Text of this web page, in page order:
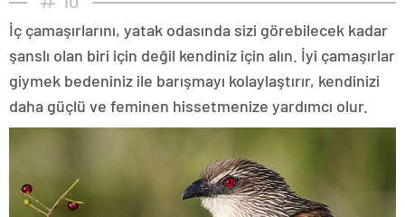
İç çamaşırlarını, yatak odasında sizi görebilecek kadar
şanslı olan biri için değil kendiniz için alın. İyi çamaşırlar
giymek bedeniniz ile barışmayı kolaylaştırır, kendinizi
daha güçlü ve feminen hissetmenize yardımcı olur.